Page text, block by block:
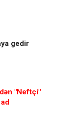
gedir
"Neftçi"